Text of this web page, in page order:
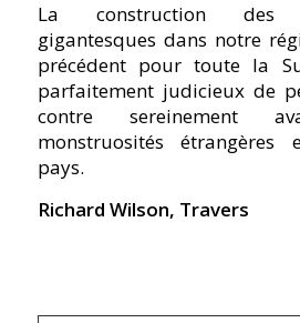
La construction des
gigantesques dans notre
précédent pour toute la
parfaitement judicieux de
contre sereinement
monstruosités étrangères
pays.
Richard Wilson, Travers